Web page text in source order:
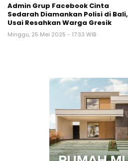
Admin Grup Facebook Cinta
Sedarah Diamankan Polisi di Bali,
Usai Resahkan Warga Gresik
Minggu, 25 Mei 2025 - 17:33 WIB